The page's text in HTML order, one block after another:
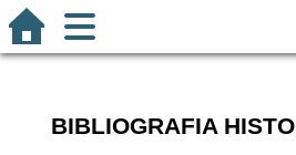
BIBLIOGRAFIA